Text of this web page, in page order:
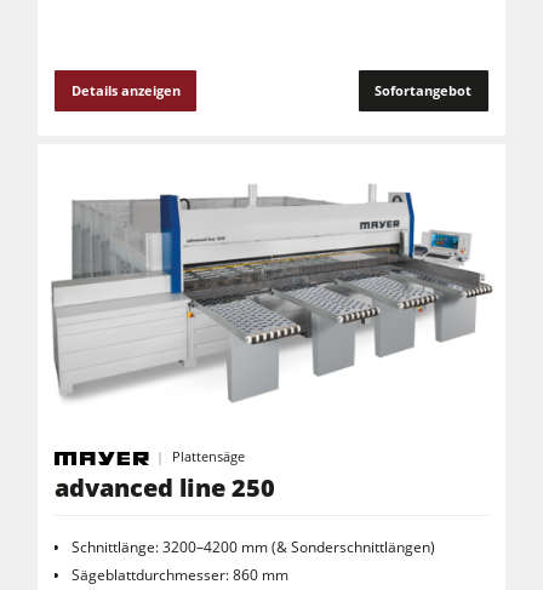
Details anzeigen Sofortangebot
Plattensäge
advanced line 250
Schnittlänge: 3200–4200 mm (& Sonderschnittlängen)
Sägeblattdurchmesser: 860 mm